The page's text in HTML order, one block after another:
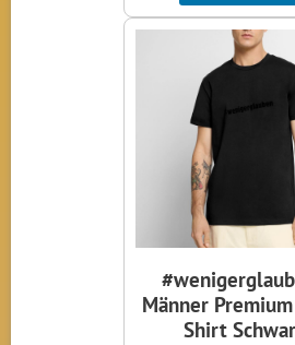
Männer
Shirt